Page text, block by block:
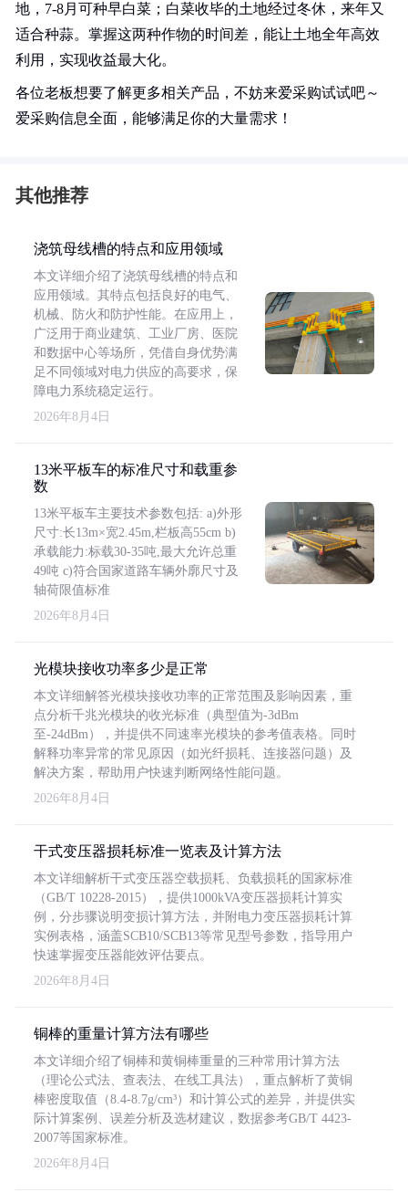
地，7-8月可种早白菜；白菜收毕的土地经过冬休，来年又
适合种蒜。掌握这两种作物的时间差，能让土地全年高效
利用，实现收益最大化。
各位老板想要了解更多相关产品，不妨来爱采购试试吧～
爱采购信息全面，能够满足你的大量需求！
其他推荐
浇筑母线槽的特点和应用领域
本文详细介绍了浇筑母线槽的特点和
应用领域。其特点包括良好的电气、
机械、防火和防护性能。在应用上，
广泛用于商业建筑、工业厂房、医院
和数据中心等场所，凭借自身优势满
足不同领域对电力供应的高要求，保
障电力系统稳定运行。
2026年8月4日
13米平板车的标准尺寸和载重参
数
13米平板车主要技术参数包括: a)外形
尺寸:长13m×宽2.45m,栏板高55cm b)
承载能力:标载30-35吨,最大允许总重
49吨 c)符合国家道路车辆外廓尺寸及
轴荷限值标准
2026年8月4日
光模块接收功率多少是正常
本文详细解答光模块接收功率的正常范围及影响因素，重
点分析千兆光模块的收光标准（典型值为-3dBm
至-24dBm），并提供不同速率光模块的参考值表格。同时
解释功率异常的常见原因（如光纤损耗、连接器问题）及
解决方案，帮助用户快速判断网络性能问题。
2026年8月4日
干式变压器损耗标准一览表及计算方法
本文详细解析干式变压器空载损耗、负载损耗的国家标准
（GB/T 10228-2015），提供1000kVA变压器损耗计算实
例，分步骤说明变损计算方法，并附电力变压器损耗计算
实例表格，涵盖SCB10/SCB13等常见型号参数，指导用户
快速掌握变压器能效评估要点。
2026年8月4日
铜棒的重量计算方法有哪些
本文详细介绍了铜棒和黄铜棒重量的三种常用计算方法
（理论公式法、查表法、在线工具法），重点解析了黄铜
棒密度取值（8.4-8.7g/cm³）和计算公式的差异，并提供实
际计算案例、误差分析及选材建议，数据参考GB/T 4423-
2007等国家标准。
2026年8月4日